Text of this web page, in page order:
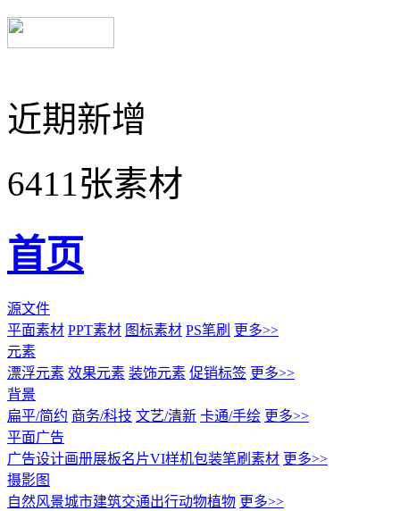
近期新增
6411张素材
首页
源文件
平面素材 PPT素材 图标素材 PS笔刷 更多>>
元素
漂浮元素 效果元素 装饰元素 促销标签 更多>>
背景
扁平/简约 商务/科技 文艺/清新 卡通/手绘 更多>>
平面广告
广告设计画册展板名片VI样机包装笔刷素材 更多>>
摄影图
自然风景城市建筑交通出行动物植物 更多>>